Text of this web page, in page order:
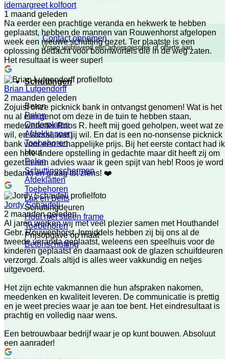
Contact opnemen
Vraag vrijblijvend een adviesgesprek of offerte aan
Schuttingen
Beton
Palen
Onderplaten
Afdekkappen
Toebehoren
Hout
Palen
Schuttingschermen
Afdeklatten
Toebehoren
Lak en Beits
Schuttingdeuren
Hout met stalen frame
Toebehoren
Prijsopgave op maat
Betonschutting
idemargreet kolfoort
1 maand geleden
Na eerder een prachtige veranda en hekwerk te hebben
geplaatst, hebben de mannen van Rouwenhorst afgelopen
week een nieuwe schutting gezet. Ter plaatste is een
oplossing bedacht voor boomwortels die in de weg zaten.
Het resultaat is weer super!
Brian Lutgendorff
2 maanden geleden
Zojuist onze picknick bank in ontvangst genomen! Wat is het
nu al een genot om deze in de tuin te hebben staan,
medewerkster Roos R. heeft mij goed geholpen, weet wat ze
wil, en vooral, wat jij wil. En dat is een no-nonsense picknick
bank voor een schappelijke prijs. Bij het eerste contact had ik
een hele andere opstelling in gedachte maar dit heeft zij om
gezet in een advies waar ik geen spijt van heb! Roos je word
bedankt en graag tot ziens! ❤️
Jordy Schaufeli
2 maanden geleden
Al jaren werken wij met veel plezier samen met Houthandel
Gebr. Rouwenhorst. Inmiddels hebben zij bij ons al de
tweede veranda geplaatst, weleens een speelhuis voor de
kinderen geplaatst en daarnaast ook de glazen schuifdeuren
verzorgd. Zoals altijd is alles weer vakkundig en netjes
uitgevoerd.
Het zijn echte vakmannen die hun afspraken nakomen,
meedenken en kwaliteit leveren. De communicatie is prettig
en je weet precies waar je aan toe bent. Het eindresultaat is
prachtig en volledig naar wens.
Een betrouwbaar bedrijf waar je op kunt bouwen. Absoluut
een aanrader!